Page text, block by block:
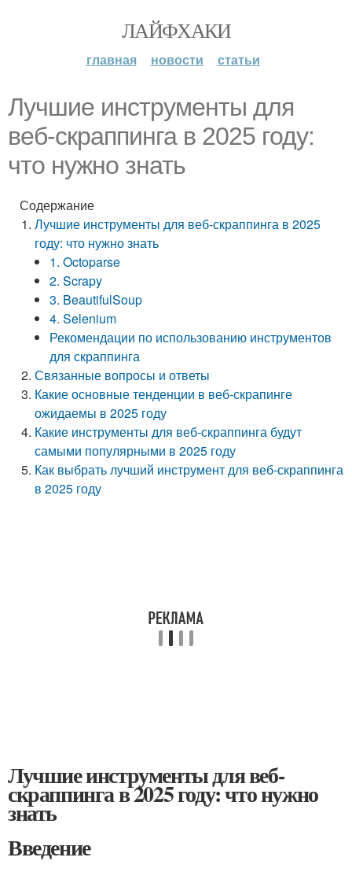
ЛАЙФХАКИ
главная новости статьи
Лучшие инструменты для
веб-скраппинга в 2025 году:
что нужно знать
Содержание
Лучшие инструменты для веб-скраппинга в 2025
году: что нужно знать
1. Octoparse
2. Scrapy
3. BeautifulSoup
4. Selenium
Рекомендации по использованию инструментов
для скраппинга
Связанные вопросы и ответы
Какие основные тенденции в веб-скрапинге
ожидаемы в 2025 году
Какие инструменты для веб-скраппинга будут
самыми популярными в 2025 году
Как выбрать лучший инструмент для веб-скраппинга
в 2025 году
Лучшие инструменты для веб-
скраппинга в 2025 году: что нужно
знать
Введение